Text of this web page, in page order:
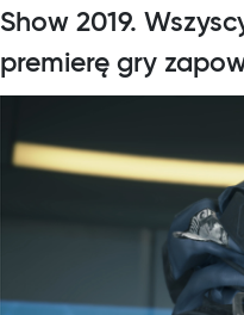
Show 2019.
premierę gry